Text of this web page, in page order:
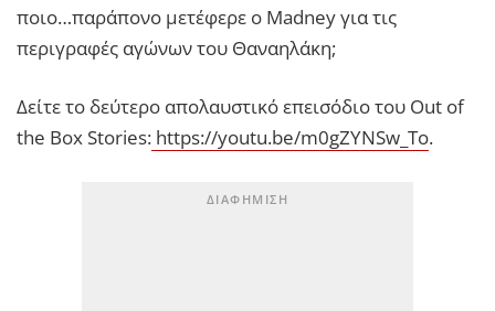
ποιο…παράπονο μετέφερε ο Madney για τις
περιγραφές αγώνων του Θαναηλάκη;
Δείτε το δεύτερο απολαυστικό επεισόδιο του Out of
the Box Stories: https://youtu.be/m0gZYNSw_To.